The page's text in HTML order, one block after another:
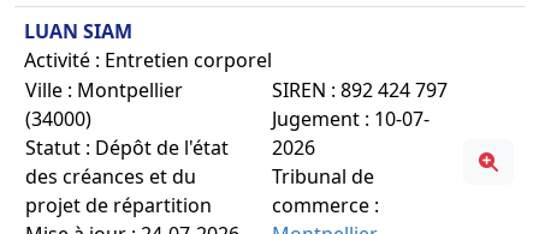
LUAN SIAM
Activité : Entretien corporel
Ville : Montpellier
(34000)
Statut : Dépôt de l'état
des créances et du
projet de répartition
SIREN : 892 424 797
Jugement : 10-07-
2026
Tribunal de
commerce :